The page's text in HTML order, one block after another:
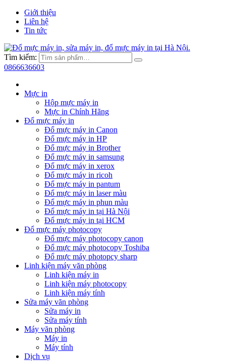
Giới thiệu
Liên hệ
Tin tức
Tìm kiếm:
0866636603
Mực in
Hộp mực máy in
Mực in Chính Hãng
Đổ mực máy in
Đổ mực máy in Canon
Đổ mực máy in HP
Đổ mực máy in Brother
Đổ mực máy in samsung
Đổ mực máy in xerox
Đổ mực máy in ricoh
Đổ mực máy in pantum
Đổ mực máy in laser màu
Đổ mực máy in phun màu
Đổ mực máy in tại Hà Nội
Đổ mực máy in tại HCM
Đổ mực máy photocopy
Đổ mực máy photocopy canon
Đổ mực máy photocopy Toshiba
Đổ mực máy photopcy sharp
Linh kiện máy văn phòng
Linh kiện máy in
Linh kiện máy photocopy
Linh kiện máy tính
Sửa máy văn phòng
Sửa máy in
Sửa máy tính
Máy văn phòng
Máy in
Máy tính
Dịch vụ